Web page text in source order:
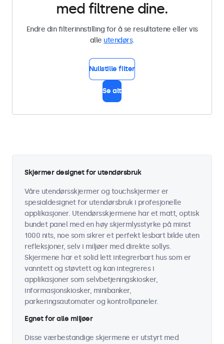
med filtrene dine.
Endre din filterinnstilling for å se resultatene eller vis
alle utendørs.
Nullstille filter
Se alt
Skjermer designet for utendørsbruk
Våre utendørsskjermer og touchskjermer er
spesialdesignet for utendørsbruk i profesjonelle
applikasjoner. Utendørsskjermene har et matt, optisk
bundet panel med en høy skjermlysstyrke på minst
1000 nits, noe som sikrer et perfekt lesbart bilde uten
refleksjoner, selv i miljøer med direkte sollys.
Skjermene har et solid lett integrerbart hus som er
vanntett og støvtett og kan integreres i
applikasjoner som selvbetjeningskiosker,
informasjonskiosker, minibanker,
parkeringsautomater og kontrollpaneler.
Egnet for alle miljøer
Disse værbestandige skjermene er utstyrt med